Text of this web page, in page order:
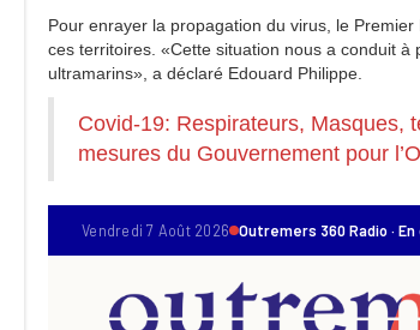
Pour enrayer la propagation du virus, le
ces territoires. «Cette situation nous a conduit
ultramarins», a déclaré Edouard Philippe.
Covid-19: Respirateurs, Masques,
mesures du Gouvernement pour